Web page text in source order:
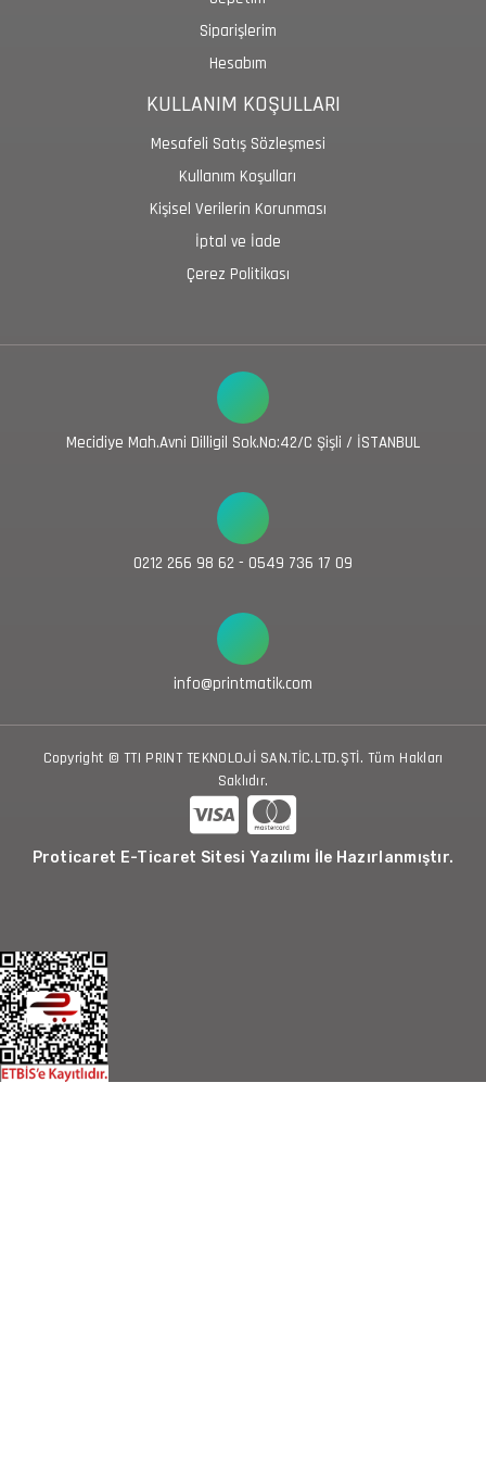
Siparişlerim
Hesabım
KULLANIM KOŞULLARI
Mesafeli Satış Sözleşmesi
Kullanım Koşulları
Kişisel Verilerin Korunması
İptal ve İade
Çerez Politikası
Mecidiye Mah.Avni Dilligil Sok.No:42/C Şişli / İSTANBUL
0212 266 98 62 - 0549 736 17 09
info@printmatik.com
Copyright © TTI PRINT TEKNOLOJİ SAN.TİC.LTD.ŞTİ. Tüm Hakları
Saklıdır.
Proticaret E-Ticaret Sitesi Yazılımı İle Hazırlanmıştır.